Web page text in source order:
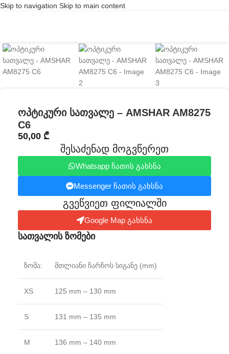
Skip to navigation Skip to main content
ოპტიკური სათვალე – AMSHAR AM8275
C6
50,00 ₾
შესაძენად მოგვწერეთ
Whatsapp ჩათის გახსნა
Messenger ჩათის გახსნა
გვეწვიეთ ფილიალში​
Google Map გახსნა
სათვალის ზომები
ზომა: მთლიანი ჩარჩოს სიგანე (mm)
XS 125 mm – 130 mm
S 131 mm – 135 mm
M 136 mm – 140 mm